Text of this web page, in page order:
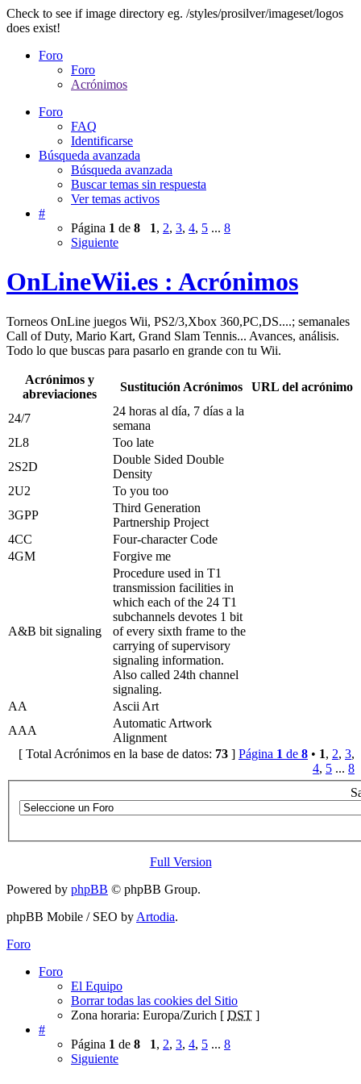
Check to see if image directory eg. /styles/prosilver/imageset/logos
does exist!
Foro
Foro
Acrónimos
Foro
FAQ
Identificarse
Búsqueda avanzada
Búsqueda avanzada
Buscar temas sin respuesta
Ver temas activos
#
Página 1 de 8 1, 2, 3, 4, 5 ... 8
Siguiente
OnLineWii.es : Acrónimos
Torneos OnLine juegos Wii, PS2/3,Xbox 360,PC,DS....; semanales
Call of Duty, Mario Kart, Grand Slam Tennis... Avances, análisis.
Todo lo que buscas para pasarlo en grande con tu Wii.
Acrónimos y
abreviaciones
Sustitución Acrónimos URL del acrónimo
24/7
24 horas al día, 7 días a la
semana
2L8
Too late
2S2D
Double Sided Double
Density
2U2
To you too
3GPP
Third Generation
Partnership Project
4CC
Four-character Code
4GM
Forgive me
A&B bit signaling
Procedure used in T1
transmission facilities in
which each of the 24 T1
subchannels devotes 1 bit
of every sixth frame to the
carrying of supervisory
signaling information.
Also called 24th channel
signaling.
AA
Ascii Art
AAA
Automatic Artwork
Alignment
[ Total Acrónimos en la base de datos: 73 ] Página 1 de 8 • 1, 2, 3,
4, 5 ... 8
Full Version
Powered by phpBB © phpBB Group.
phpBB Mobile / SEO byArtodia.
Foro
Foro
El Equipo
Borrar todas las cookies del Sitio
Zona horaria: Europa/Zurich [ DST ]
#
Página 1 de 8 1, 2, 3, 4, 5 ... 8
Siguiente